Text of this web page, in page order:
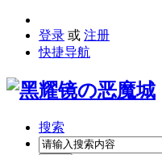
登录 或 注册
快捷导航
搜索